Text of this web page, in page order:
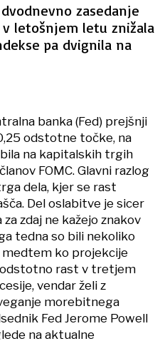
zasedanje
letošnjem letu znižala
pa dvignila na
banka (Fed) prejšnji
odstotne točke, na
na kapitalskih trgih
FOMC. Glavni razlog
dela, kjer se rast
Del oslabitve je sicer
zdaj ne kažejo znakov
tedna so bili nekoliko
medtem ko projekcije
odstotno rast v tretjem
vendar želi z
morebitnega
Fed Jerome Powell
na aktualne